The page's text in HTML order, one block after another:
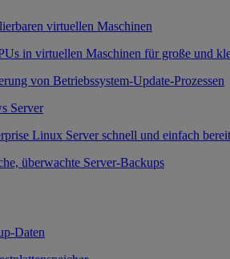
virtuellen Maschinen
in virtuellen Maschinen für große und
von Betriebssystem-Update-Prozessen
Server
Linux Server schnell und einfach
überwachte Server-Backups
Daten